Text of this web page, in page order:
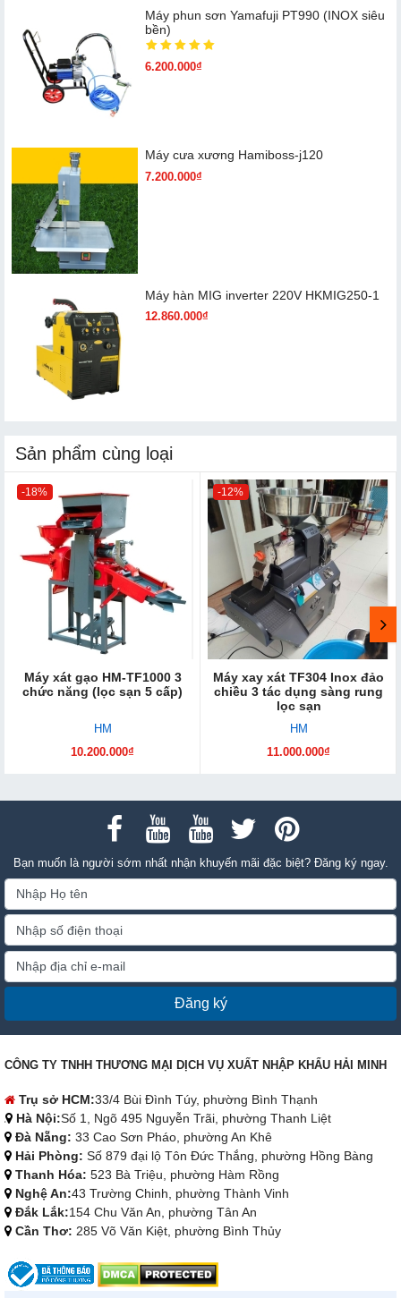
Máy phun sơn Yamafuji PT990 (INOX siêu
bền)
6.200.000₫
Máy cưa xương Hamiboss-j120
7.200.000₫
Máy hàn MIG inverter 220V HKMIG250-1
12.860.000₫
Sản phẩm cùng loại
-18%
Máy xát gạo HM-TF1000 3
chức năng (lọc sạn 5 cấp)
HM
10.200.000₫
-12%
Máy xay xát TF304 Inox đảo
chiều 3 tác dụng sàng rung
lọc sạn
HM
11.000.000₫
Bạn muốn là người sớm nhất nhận khuyến mãi đặc biệt? Đăng ký ngay.
Đăng ký
CÔNG TY TNHH THƯƠNG MẠI DỊCH VỤ XUẤT NHẬP KHẨU HẢI MINH
Trụ sở HCM:33/4 Bùi Đình Túy, phường Bình Thạnh
Hà Nội:Số 1, Ngõ 495 Nguyễn Trãi, phường Thanh Liệt
Đà Nẵng: 33 Cao Sơn Pháo, phường An Khê
Hải Phòng: Số 879 đại lộ Tôn Đức Thắng, phường Hồng Bàng
Thanh Hóa: 523 Bà Triệu, phường Hàm Rồng
Nghệ An:43 Trường Chinh, phường Thành Vinh
Đắk Lắk:154 Chu Văn An, phường Tân An
Cần Thơ: 285 Võ Văn Kiệt, phường Bình Thủy